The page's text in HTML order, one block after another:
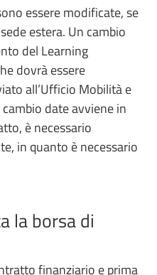
essere modificate, se
estera. Un cambio
del Learning
dovrà essere
all’Ufficio Mobilità e
date avviene in
è necessario
in quanto è necessario
la borsa di
finanziario e prima